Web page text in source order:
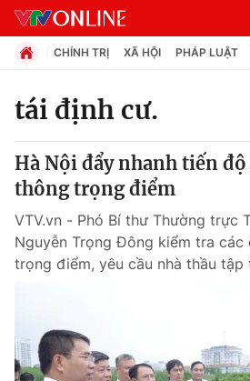
Chuyên mục
Chính trị
Xã hội
Y tế
CHÍNH TRỊ XÃ HỘI PHÁP LUẬT
tái định cư.
Hà Nội đẩy nhanh tiến độ
thông trọng điểm
VTV.vn - Phó Bí thư Thường trực
Nguyễn Trọng Đông kiểm tra các
trọng điểm, yêu cầu nhà thầu tập